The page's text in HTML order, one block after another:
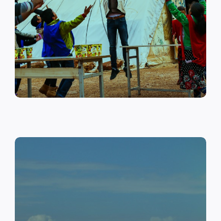
على أهمية حماية الطفل وإنشاء
مراكز لبناء القدرات والتوعية
الصحية والنفسية.
اقرأ المزيد